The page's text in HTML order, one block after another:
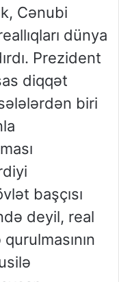
Cənubi
dünya
Prezident
diqqət
biri
başçısı
deyil, real